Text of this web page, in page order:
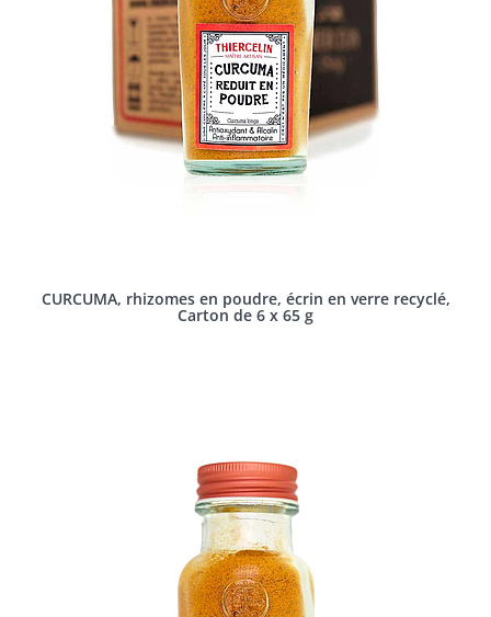
CURCUMA, rhizomes en poudre, écrin en verre recyclé,
Carton de 6 x 65 g